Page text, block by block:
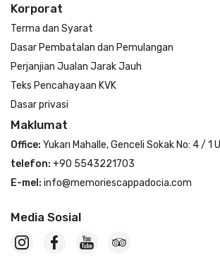
Korporat
Terma dan Syarat
Dasar Pembatalan dan Pemulangan
Perjanjian Jualan Jarak Jauh
Teks Pencahayaan KVK
Dasar privasi
Maklumat
Office: Yukarı Mahalle, Genceli Sokak No: 4 / 1
telefon: +90 5543221703
E-mel: info@memoriescappadocia.com
Media Sosial